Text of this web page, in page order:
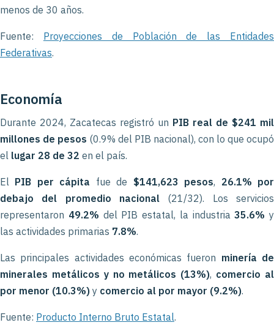
menos de 30 años.
Fuente: Proyecciones de Población de las Entidades
Federativas.
Economía
Durante 2024, Zacatecas registró un PIB real de $241 mil
millones de pesos (0.9% del PIB nacional), con lo que ocupó
el lugar 28 de 32 en el país.
El PIB per cápita fue de $141,623 pesos, 26.1% por
debajo del promedio nacional (21/32). Los servicios
representaron 49.2% del PIB estatal, la industria35.6% y
las actividades primarias 7.8%.
Las principales actividades económicas fueron minería de
minerales metálicos y no metálicos (13%), comercio al
por menor (10.3%) y comercio al por mayor (9.2%).
Fuente: Producto Interno Bruto Estatal.